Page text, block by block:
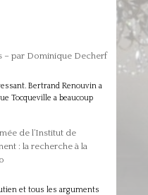
– par Dominique Decherf
Bertrand Renouvin a
Tocqueville a beaucoup
de l’Institut de
: la recherche à la
et tous les arguments